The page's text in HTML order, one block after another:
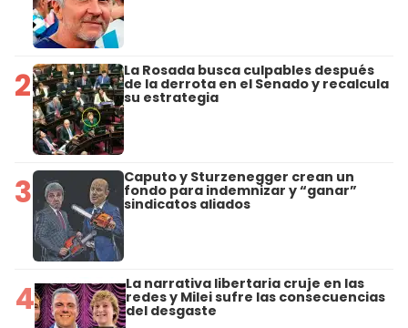
2 La Rosada busca culpables después
de la derrota en el Senado y recalcula
su estrategia
3 Caputo y Sturzenegger crean un
fondo para indemnizar y “ganar”
sindicatos aliados
4 La narrativa libertaria cruje en las
redes y Milei sufre las consecuencias
del desgaste